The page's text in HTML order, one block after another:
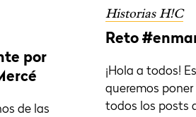
por
de las
Historias H!C
Reto
¡Hola a todos!
queremos
todos los posts